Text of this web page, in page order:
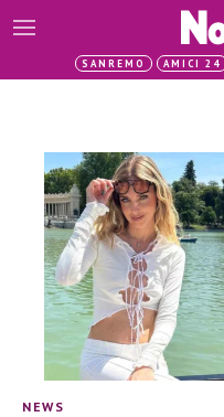
SANREMO AMICI 24
NEWS